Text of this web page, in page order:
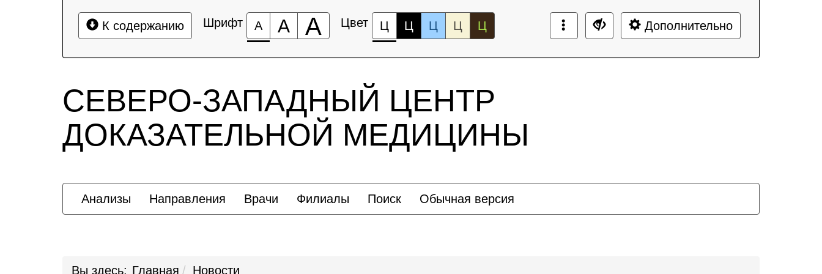
К содержанию Шрифт А А А Цвет Ц Ц Ц Ц Ц Дополнительно
СЕВЕРО-ЗАПАДНЫЙ ЦЕНТР
ДОКАЗАТЕЛЬНОЙ МЕДИЦИНЫ
Анализы Направления Врачи Филиалы Поиск Обычная версия
Вы здесь: Главная Новости